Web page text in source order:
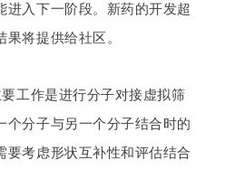
进入下一阶段。新药的开发超
将提供给社区。
工作是进行分子对接虚拟筛
个分子与另一个分子结合时的
要考虑形状互补性和评估结合